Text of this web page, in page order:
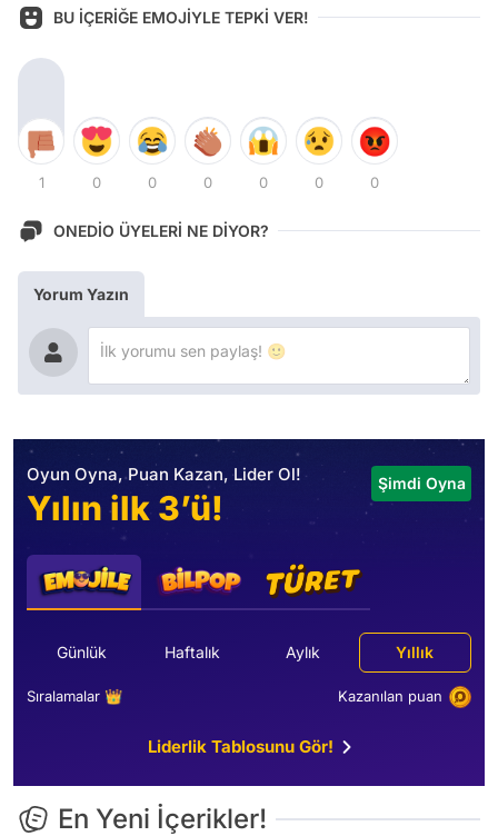
BU İÇERİĞE EMOJİYLE TEPKİ VER!
1 0 0 0 0 0 0
ONEDİO ÜYELERİ NE DİYOR?
Yorum Yazın
Oyun Oyna, Puan Kazan, Lider Ol!
Yılın ilk 3’ü!
Şimdi Oyna
Günlük Haftalık Aylık Yıllık
Sıralamalar 👑 Kazanılan puan
Liderlik Tablosunu Gör!
En Yeni İçerikler!